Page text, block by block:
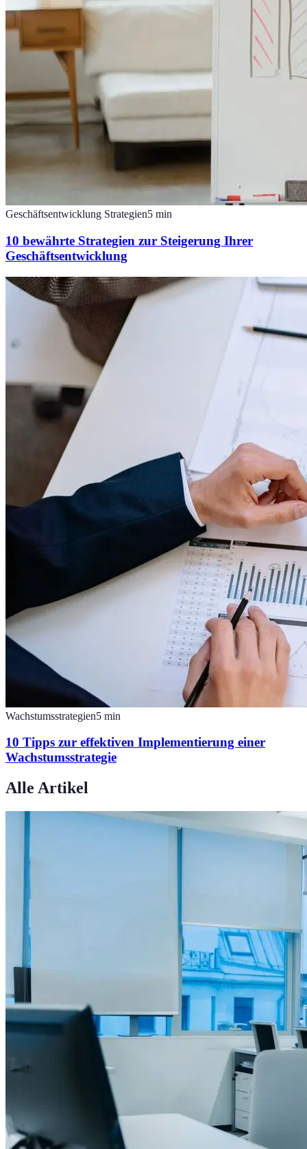
Geschäftsentwicklung Strategien5 min
10 bewährte Strategien zur Steigerung Ihrer
Geschäftsentwicklung
Wachstumsstrategien5 min
10 Tipps zur effektiven Implementierung einer
Wachstumsstrategie
Alle Artikel